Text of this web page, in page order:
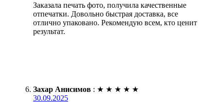
Заказала печать фото, получила качественные
отпечатки. Довольно быстрая доставка, все
отлично упаковано. Рекомендую всем, кто ценит
результат.
Захар Анисимов : ★ ★ ★ ★ ★
30.09.2025